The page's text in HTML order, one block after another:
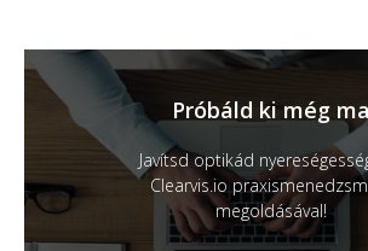
Próbáld ki még ma
Javítsd optikád
Clearvis.io
megoldásával!